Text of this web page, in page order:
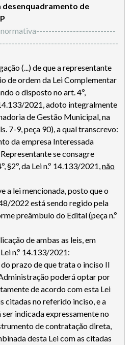
de
normativa--------------------------
(...) de que a representante
de ordem da Lei Complementar
o disposto no art. 4º,
2021, adoto integralmente
de Gestão Municipal, na
7-9, peça 90), a qual transcrevo:
da empresa Interessada
se consagre
§2º, da Lei n.º 14.133/2021,não
a lei mencionada, posto que o
2022 está sendo regido pela
preâmbulo do Edital (peça n.º
de ambas as leis, em
n.º 14.133/2021:
prazo de que trata o inciso II
poderá optar por
de acordo com esta Lei
citadas no referido inciso, e a
indicada expressamente no
de contratação direta,
desta Lei com as citadas